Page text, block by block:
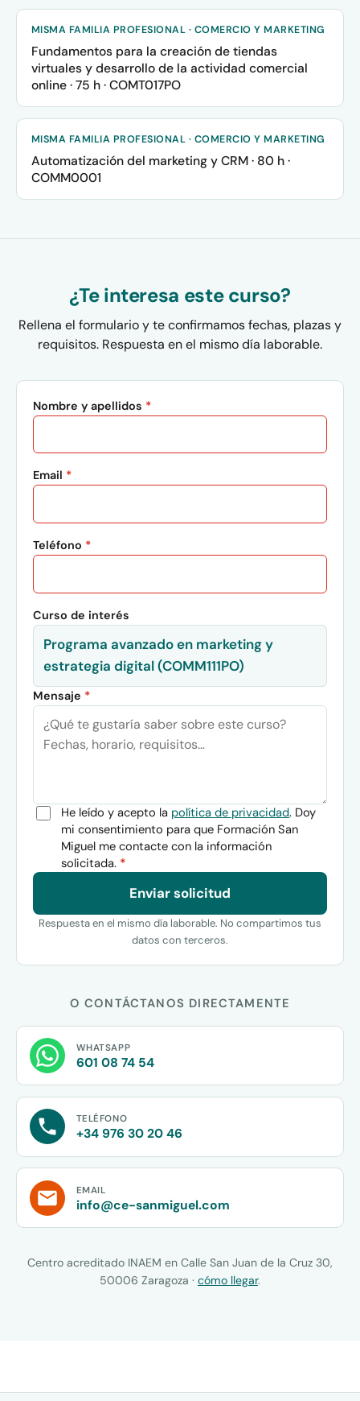
MISMA FAMILIA PROFESIONAL · COMERCIO Y MARKETING
Fundamentos para la creación de tiendas
virtuales y desarrollo de la actividad comercial
online · 75 h · COMT017PO
MISMA FAMILIA PROFESIONAL · COMERCIO Y MARKETING
Automatización del marketing y CRM · 80 h ·
COMM0001
¿Te interesa este curso?
Rellena el formulario y te confirmamos fechas, plazas y
requisitos. Respuesta en el mismo día laborable.
Nombre y apellidos *
Email *
Teléfono *
Curso de interés
Programa avanzado en marketing y
estrategia digital (COMM111PO)
Mensaje *
He leído y acepto la política de privacidad. Doy
mi consentimiento para que Formación San
Miguel me contacte con la información
solicitada. *
Enviar solicitud
Respuesta en el mismo día laborable. No compartimos tus
datos con terceros.
O CONTÁCTANOS DIRECTAMENTE
WHATSAPP
601 08 74 54
TELÉFONO
+34 976 30 20 46
EMAIL
info@ce-sanmiguel.com
Centro acreditado INAEM en Calle San Juan de la Cruz 30,
50006 Zaragoza · cómo llegar.